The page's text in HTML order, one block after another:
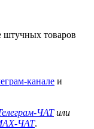
штучных товаров
канале и
ЧАТили
ЧАТ.